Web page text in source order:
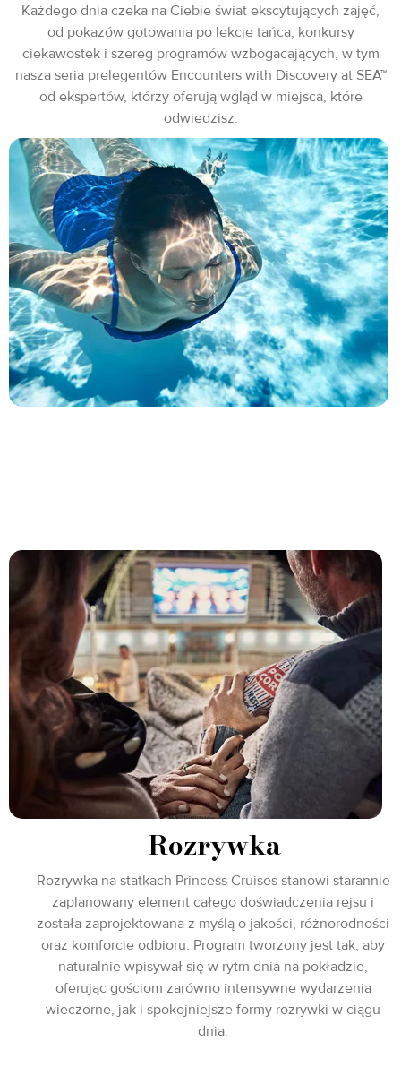
Każdego dnia czeka na Ciebie świat ekscytujących zajęć,
od pokazów gotowania po lekcje tańca, konkursy
ciekawostek i szereg programów wzbogacających, w tym
nasza seria prelegentów Encounters with Discovery at SEA™
od ekspertów, którzy oferują wgląd w miejsca, które
odwiedzisz.
Rozrywka
Rozrywka na statkach Princess Cruises stanowi starannie
zaplanowany element całego doświadczenia rejsu i
została zaprojektowana z myślą o jakości, różnorodności
oraz komforcie odbioru. Program tworzony jest tak, aby
naturalnie wpisywał się w rytm dnia na pokładzie,
oferując gościom zarówno intensywne wydarzenia
wieczorne, jak i spokojniejsze formy rozrywki w ciągu
dnia.